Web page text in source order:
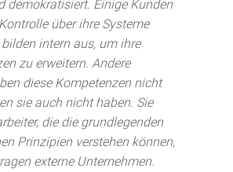
demokratisiert. Einige Kunden
über ihre Systeme
intern aus, um ihre
zu erweitern. Andere
diese Kompetenzen nicht
sie auch nicht haben. Sie
die die grundlegenden
Prinzipien verstehen können,
externe Unternehmen.